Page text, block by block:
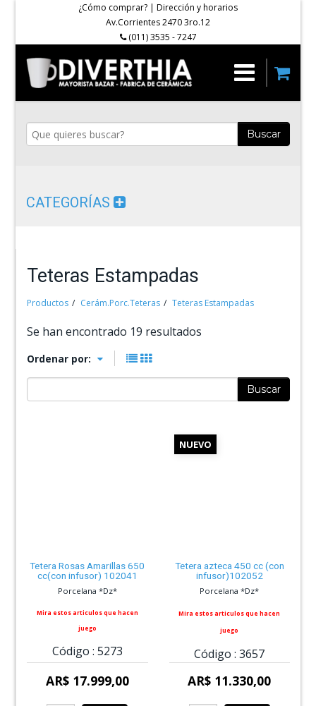
¿Cómo comprar? | Dirección y horarios
Av.Corrientes 2470 3ro.12
(011) 3535 - 7247
Buscar
CATEGORÍAS
Teteras Estampadas
Productos Cerám.Porc.Teteras Teteras Estampadas
Se han encontrado 19 resultados
Ordenar por:
Buscar
Tetera Rosas Amarillas 650
cc(con infusor) 102041
Porcelana *Dz*
Mira estos articulos que hacen
juego
Código : 5273
AR$ 17.999,00
NUEVO
Tetera azteca 450 cc (con
infusor)102052
Porcelana *Dz*
Mira estos articulos que hacen
juego
Código : 3657
AR$ 11.330,00